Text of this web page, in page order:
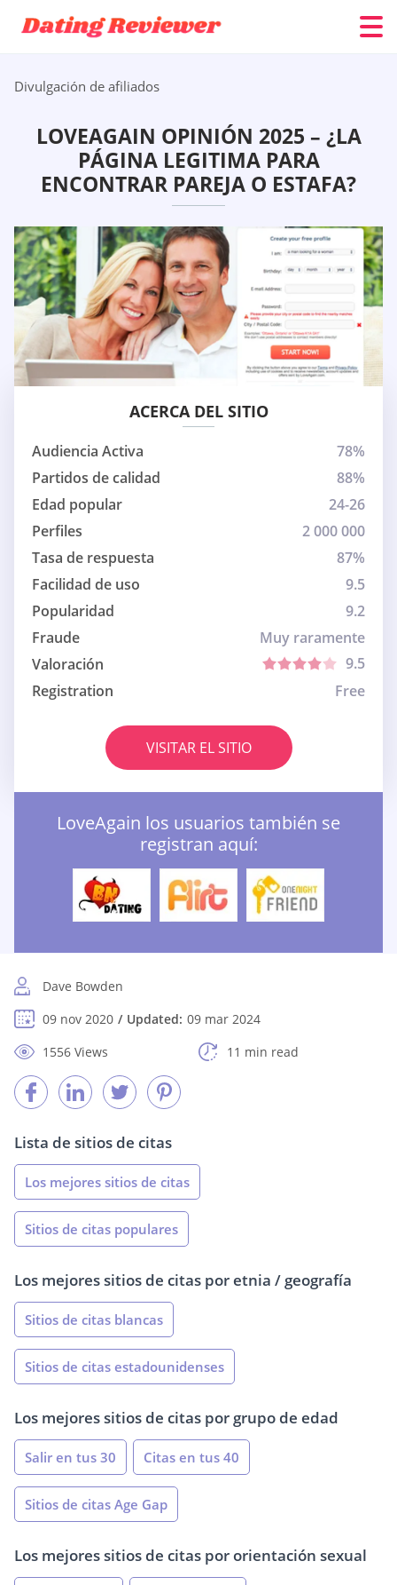
Divulgación de afiliados
LOVEAGAIN OPINIÓN 2025 – ¿LA
PÁGINA LEGITIMA PARA
ENCONTRAR PAREJA O ESTAFA?
ACERCA DEL SITIO
Audiencia Activa
78%
Partidos de calidad
88%
Edad popular
24-26
Perfiles
2 000 000
Tasa de respuesta
87%
Facilidad de uso
9.5
Popularidad
9.2
Fraude
Muy raramente
Valoración
9.5
Registration
Free
VISITAR EL SITIO
LoveAgain los usuarios también se
registran aquí:
Dave Bowden
09 nov 2020
Updated: 09 mar 2024
1556 Views
11 min read
Lista de sitios de citas
Los mejores sitios de citas
Sitios de citas populares
Los mejores sitios de citas por etnia / geografía
Sitios de citas blancas
Sitios de citas estadounidenses
Los mejores sitios de citas por grupo de edad
Salir en tus 30 Citas en tus 40
Sitios de citas Age Gap
Los mejores sitios de citas por orientación sexual